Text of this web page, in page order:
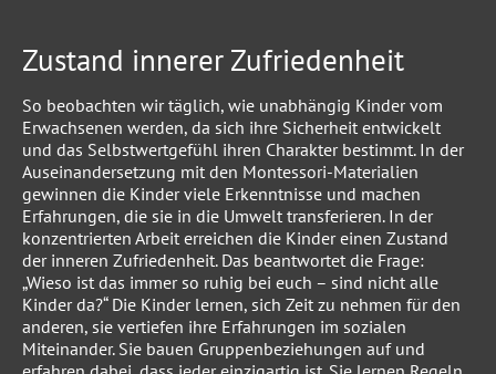
Zustand innerer Zufriedenheit
So beobachten wir täglich, wie unabhängig Kinder vom
Erwachsenen werden, da sich ihre Sicherheit entwickelt
und das Selbstwertgefühl ihren Charakter bestimmt. In der
Auseinandersetzung mit den Montessori-Materialien
gewinnen die Kinder viele Erkenntnisse und machen
Erfahrungen, die sie in die Umwelt transferieren. In der
konzentrierten Arbeit erreichen die Kinder einen Zustand
der inneren Zufriedenheit. Das beantwortet die Frage:
„Wieso ist das immer so ruhig bei euch – sind nicht alle
Kinder da?“ Die Kinder lernen, sich Zeit zu nehmen für den
anderen, sie vertiefen ihre Erfahrungen im sozialen
Miteinander. Sie bauen Gruppenbeziehungen auf und